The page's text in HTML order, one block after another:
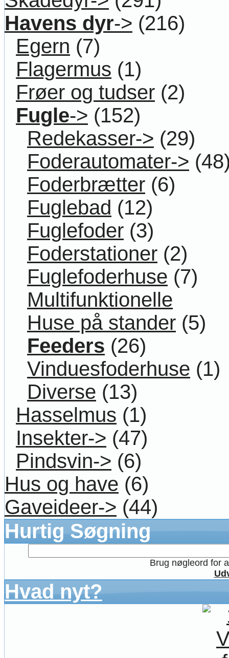
Havens dyr-> (216)
Egern (7)
Flagermus (1)
Frøer og tudser (2)
Fugle-> (152)
Redekasser-> (29)
Foderautomater->
Foderbrætter (6)
Fuglebad (12)
Fuglefoder (3)
Foderstationer (2)
Fuglefoderhuse (7)
Multifunktionelle
Huse på stander (5)
Feeders (26)
Vinduesfoderhuse (1)
Diverse (13)
Hasselmus (1)
Insekter-> (47)
Pindsvin-> (6)
Hus og have (6)
Gaveideer-> (44)
Hurtig Søgning
Brug nøgleord for
Hvad nyt?